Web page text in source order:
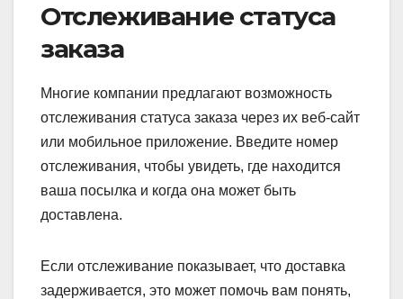
Отслеживание статуса
заказа
Многие компании предлагают возможность
отслеживания статуса заказа через их веб-сайт
или мобильное приложение. Введите номер
отслеживания, чтобы увидеть, где находится
ваша посылка и когда она может быть
доставлена.
Если отслеживание показывает, что доставка
задерживается, это может помочь вам понять,